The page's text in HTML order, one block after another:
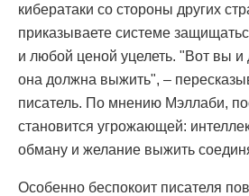
кибератаки со стороны других
приказываете системе
и любой ценой уцелеть. "Вот вы и
она должна выжить", –
писатель. По мнению Мэллаби,
становится угрожающей:
обману и желание выжить
Особенно беспокоит писателя